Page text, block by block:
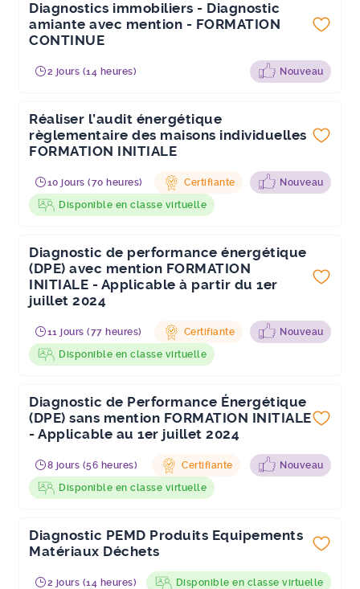
Diagnostics immobiliers - Diagnostic
amiante avec mention - FORMATION
CONTINUE
2 jours (14 heures) Nouveau
Réaliser l’audit énergétique
règlementaire des maisons individuelles
FORMATION INITIALE
10 jours (70 heures) Certifiante
Nouveau
Disponible en classe virtuelle
Diagnostic de performance énergétique
(DPE) avec mention FORMATION
INITIALE - Applicable à partir du 1er
juillet 2024
11 jours (77 heures) Certifiante
Nouveau
Disponible en classe virtuelle
Diagnostic de Performance Énergétique
(DPE) sans mention FORMATION INITIALE
- Applicable au 1er juillet 2024
8 jours (56 heures) Certifiante
Nouveau
Disponible en classe virtuelle
Diagnostic PEMD Produits Equipements
Matériaux Déchets
2 jours (14 heures) Disponible en classe virtuelle